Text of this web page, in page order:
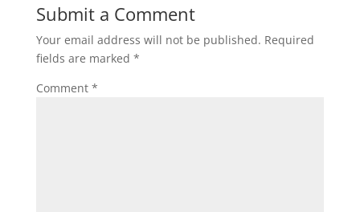
Submit a Comment
Your email address will not be published. Required
fields are marked *
Comment *